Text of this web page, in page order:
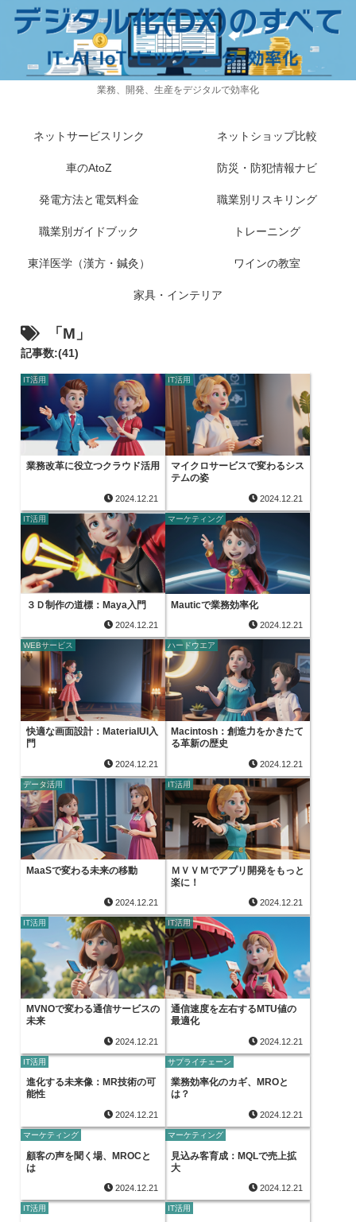
業務、開発、生産をデジタルで効率化
ネットサービスリンク ネットショップ比較
車のAtoZ 防災・防犯情報ナビ
発電方法と電気料金 職業別リスキリング
職業別ガイドブック トレーニング
東洋医学（漢方・鍼灸） ワインの教室
家具・インテリア
「M」
記事数:(41)
IT活用
業務改革に役立つクラウド活用
2024.12.21
IT活用
マイクロサービスで変わるシス
テムの姿
2024.12.21
IT活用
３Ｄ制作の道標：Maya入門
2024.12.21
マーケティング
Mauticで業務効率化
2024.12.21
WEBサービス
快適な画面設計：MaterialUI入
門
2024.12.21
ハードウエア
Macintosh：創造力をかきたて
る革新の歴史
2024.12.21
データ活用
MaaSで変わる未来の移動
2024.12.21
IT活用
ＭＶＶＭでアプリ開発をもっと
楽に！
2024.12.21
IT活用
MVNOで変わる通信サービスの
未来
2024.12.21
IT活用
通信速度を左右するMTU値の
最適化
2024.12.21
IT活用
進化する未来像：MR技術の可
能性
2024.12.21
サプライチェーン
業務効率化のカギ、MROと
は？
2024.12.21
マーケティング
顧客の声を聞く場、MROCと
は
2024.12.21
マーケティング
見込み客育成：MQLで売上拡
大
2024.12.21
IT活用 IT活用